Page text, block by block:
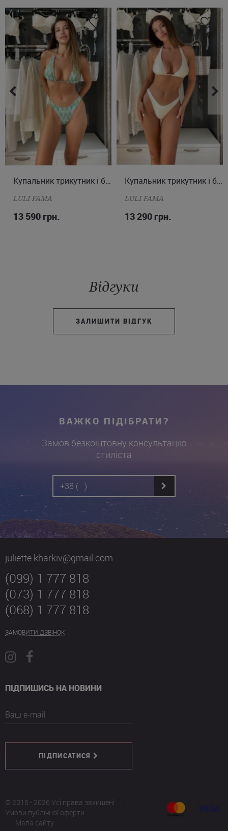
* Чашки топа з поролоновими вставками, на кісточках.
* Ліф-топ фіксується за допомогою застібки на спині.
* Плавки класичної форми сліп із високою посадкою, широкі
боковини.
Такий купальник зазвичай створює візуальний ефект
подовження ніг і надає образу нотки ретро-стилю. Купити
купальник Seafolly у неймовірно ніжному і вишуканому
морському кольорі Ви можете з доставкою у Харків, Київ, Одесу,
Львів і будь-яке інше місто України.
XS S M L Купальник трикутник і бразиліана
LULI FAMA
13 590 грн.
XS S M Купальник трикутник і бразиліана
LULI FAMA
13 290 грн.
Відгуки
ЗАЛИШИТИ ВІДГУК
ВАЖКО ПІДІБРАТИ?
Замов безкоштовну консультацію
стиліста
juliette.kharkiv@gmail.com
(099) 1 777 818
(073) 1 777 818
(068) 1 777 818
ЗАМОВИТИ ДЗВІНОК
ПІДПИШИСЬ НА НОВИНИ
Ваш e-mail
ПІДПИСАТИСЯ
© 2016 - 2026 Усі права захищені
Умови публічної оферти
Мапа сайту